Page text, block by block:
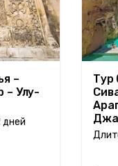
–
– Улу-
дней
Тур